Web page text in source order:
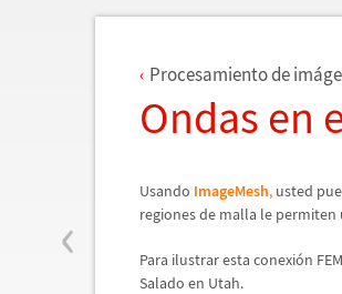
‹
Procesamiento de imá
Ondas en
Usando ImageMesh, usted
regiones de malla le
Para ilustrar esta conexión
Salado en Utah.